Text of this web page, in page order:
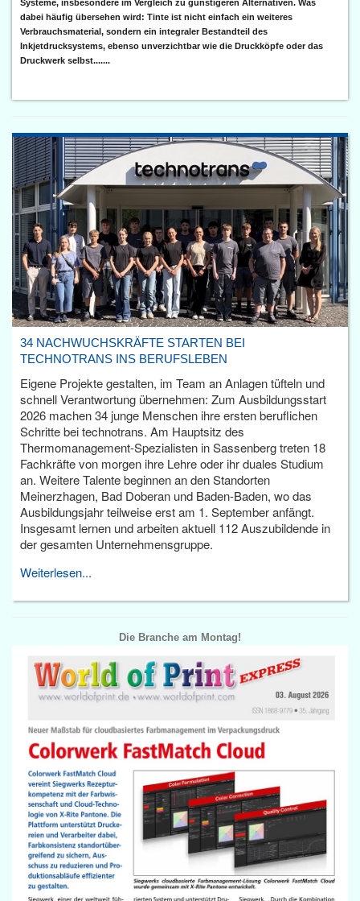
Systeme, insbesondere im Vergleich zu günstigeren Alternativen. Was
dabei häufig übersehen wird: Tinte ist nicht einfach ein weiteres
Verbrauchsmaterial, sondern ein integraler Bestandteil des
Inkjetdrucksystems, ebenso unverzichtbar wie die Druckköpfe oder das
Druckwerk selbst.......
34 NACHWUCHSKRÄFTE STARTEN BEI
TECHNOTRANS INS BERUFSLEBEN
Eigene Projekte gestalten, im Team an Anlagen tüfteln und
schnell Verantwortung übernehmen: Zum Ausbildungsstart
2026 machen 34 junge Menschen ihre ersten beruflichen
Schritte bei technotrans. Am Hauptsitz des
Thermomanagement-Spezialisten in Sassenberg treten 18
Fachkräfte von morgen ihre Lehre oder ihr duales Studium
an. Weitere Talente beginnen an den Standorten
Meinerzhagen, Bad Doberan und Baden-Baden, wo das
Ausbildungsjahr teilweise erst am 1. September anfängt.
Insgesamt lernen und arbeiten aktuell 112 Auszubildende in
der gesamten Unternehmensgruppe.
Weiterlesen...
Die Branche am Montag!